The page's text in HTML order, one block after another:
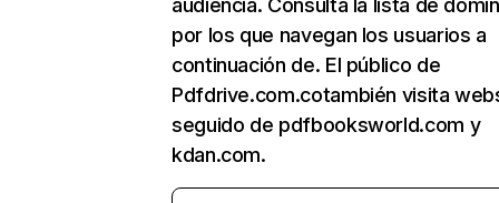
audiencia. Consulta la lista de
por los que navegan los usuarios a
continuación de. El público de
Pdfdrive.com.cotambién visita
seguido de pdfbooksworld.com y
kdan.com.